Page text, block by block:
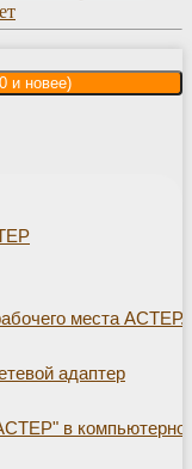
и новее)
места АСТЕР.
адаптер
в